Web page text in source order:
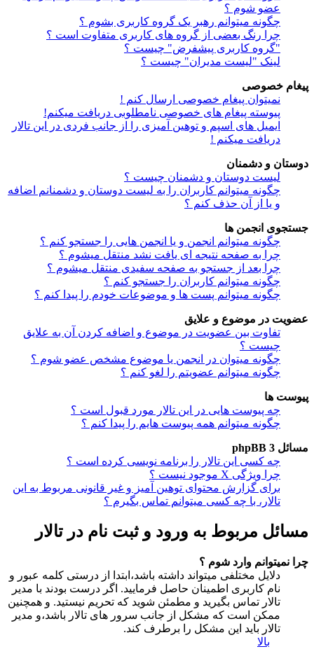
عضو شوم ؟
چگونه میتوانم رهبر یک گروه کاربری بشوم ؟
چرا رنگ بعضی از گروه های کاربری متفاوت است ؟
"گروه کاربری پیشفرض" چیست ؟
لینک "لیست مدیران" چیست ؟
پیغام خصوصی
نمیتوان پیغام خصوصی ارسال کنم !
پیوسته پیغام های خصوصی نامطلوبی دریافت میکنم!
ایمیل های اسپم و توهین آمیزی را از جانب فردی در این تالار
دریافت میکنم !
دوستان و دشمنان
لیست دوستان و دشمنان چیست ؟
چگونه میتوانم کاربران را به لیست دوستان و دشمنانم اضافه
و یا از آن حذف کنم ؟
جستجوی انجمن ها
چگونه میتوانم انجمن و یا انجمن هایی را جستجو کنم ؟
چرا به صفحه نتیجه ای یافت نشد منتقل میشوم ؟
چرا بعد از جستجو به صفحه سفیدی منتقل میشوم ؟
چگونه میتوانم کاربران را جستجو کنم ؟
چگونه میتوانم پست ها و موضوعات خودم را پیدا کنم ؟
عضویت در موضوع و علایق
تفاوت بین عضویت در موضوع و اضافه کردن آن به علایق
چیست ؟
چگونه میتوان در انجمن یا موضوع مشخص عضو شوم ؟
چگونه میتوانم عضویتم را لغو کنم ؟
پیوست ها
چه پیوست هایی در این تالار مورد قبول است ؟
چگونه میتوانم همه پیوست هایم را پیدا کنم ؟
مسائل phpBB 3
چه کسی این تالار را برنامه نویسی کرده است ؟
چرا ویژگی X موجود نیست ؟
برای گزارش محتوای توهین آمیز و غیر قانونی مربوط به این
تالار، با چه کسی میتوانم تماس بگیرم ؟
مسائل مربوط به ورود و ثبت نام در تالار
چرا نمیتوانم وارد شوم ؟
دلایل مختلفی میتواند داشته باشد،ابتدا از درستی کلمه عبور و
نام کاربری اطمینان حاصل فرمایید. اگر درست بودند با مدیر
تالار تماس بگیرید و مطمئن شوید که تحریم نیستید. و همچنین
ممکن است که مشکل از جانب سرور های تالار باشد،و مدیر
تالار باید این مشکل را برطرف کند.
بالا